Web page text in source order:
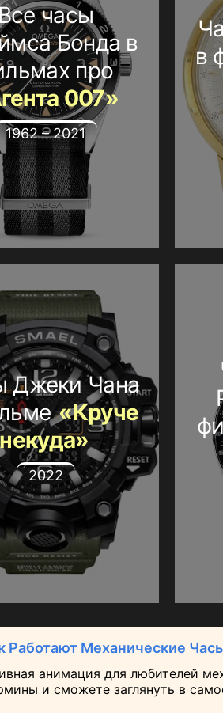
часы
Бонда в
про
007»
1962 – 2021
в
Джеки Чана
«Круче
некуда»
2022
Работают Механические
анимация для любителей
и сможете заглянуть в